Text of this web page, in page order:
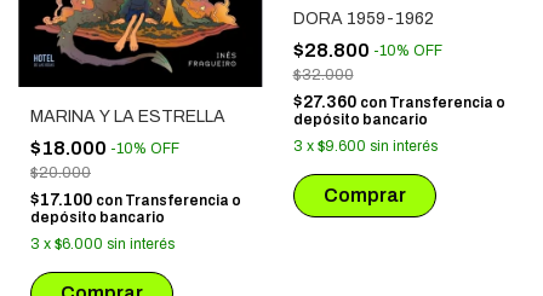
MARINA Y LA ESTRELLA
$18.000 -10% OFF
$20.000
$17.100 con Transferencia o
depósito bancario
3 x $6.000 sin interés
DORA 1959-1962
$28.800 -10% OFF
$32.000
$27.360 con Transferencia o
depósito bancario
3 x $9.600 sin interés